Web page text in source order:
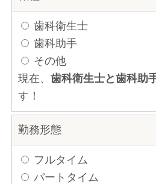
歯科衛生士
歯科助手
その他
現在、 歯科衛生士と歯科助
す！
勤務形態
フルタイム
パートタイム